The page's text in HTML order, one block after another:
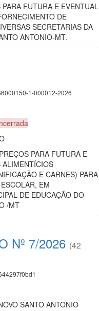
FUTURA E EVENTUAL
DE
SECRETARIAS DA
ANTONIO-MT.
1-000012-2026
PARA FUTURA E
ALIMENTÍCIOS
E CARNES) PARA
EM
DE EDUCAÇÃO DO
/MT
Nº 7/2026 (42
SANTO ANTÔNIO